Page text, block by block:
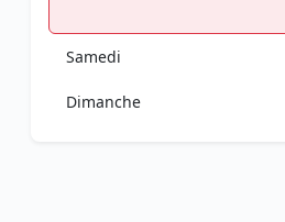
Samedi
Dimanche